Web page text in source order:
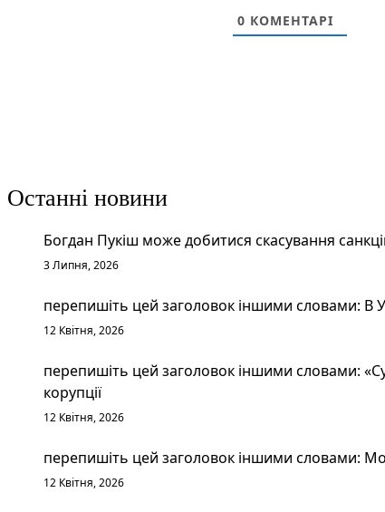
0 КОМЕНТАРІ
Останні новини
Богдан Пукіш може добитися скасування
3 Липня, 2026
перепишіть цей заголовок іншими словами: В
12 Квітня, 2026
перепишіть цей заголовок іншими словами:
корупції
12 Квітня, 2026
перепишіть цей заголовок іншими словами:
12 Квітня, 2026